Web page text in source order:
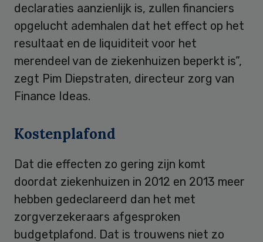
declaraties aanzienlijk is, zullen financiers
opgelucht ademhalen dat het effect op het
resultaat en de liquiditeit voor het
merendeel van de ziekenhuizen beperkt is”,
zegt Pim Diepstraten, directeur zorg van
Finance Ideas.
Kostenplafond
Dat die effecten zo gering zijn komt
doordat ziekenhuizen in 2012 en 2013 meer
hebben gedeclareerd dan het met
zorgverzekeraars afgesproken
budgetplafond. Dat is trouwens niet zo